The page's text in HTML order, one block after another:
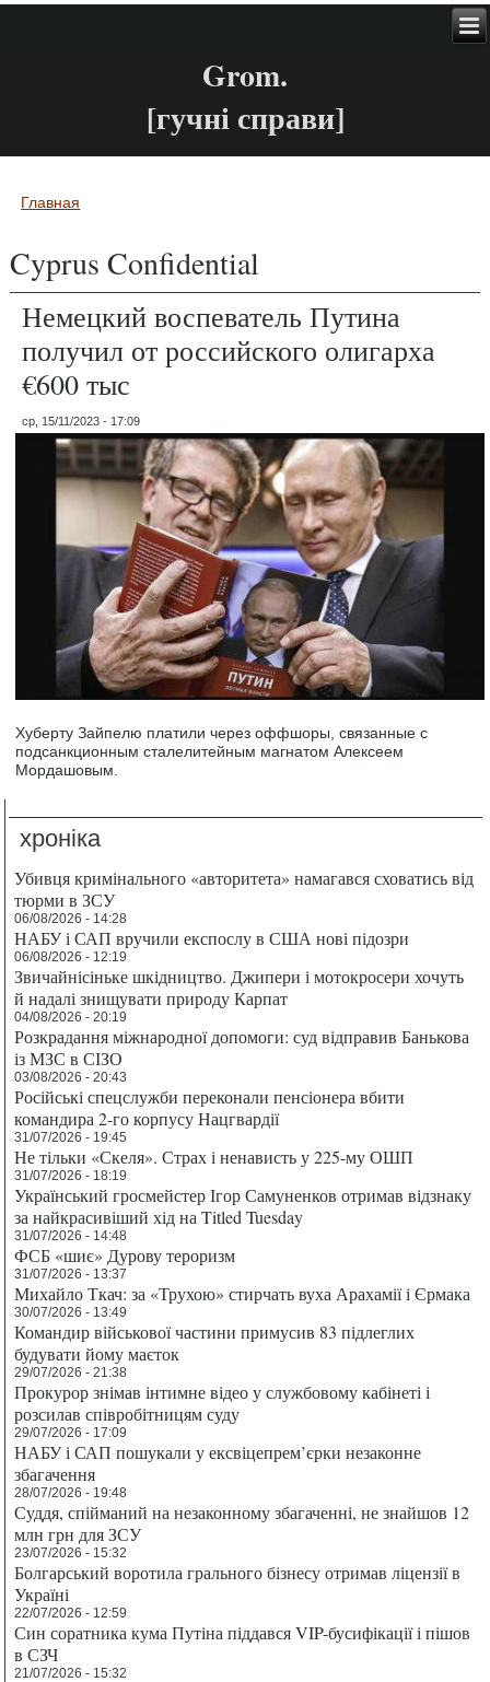
Grom.
[гучні справи]
Вы здесь
Главная
Cyprus Confidential
Немецкий воспеватель Путина
получил от российского олигарха
€600 тыс
ср, 15/11/2023 - 17:09
Хуберту Зайпелю платили через оффшоры, связанные с
подсанкционным сталелитейным магнатом Алексеем
Мордашовым.
хроніка
Убивця кримінального «авторитета» намагався сховатись від
тюрми в ЗСУ
06/08/2026 - 14:28
НАБУ і САП вручили експослу в США нові підозри
06/08/2026 - 12:19
Звичайнісіньке шкідництво. Джипери і мотокросери хочуть
й надалі знищувати природу Карпат
04/08/2026 - 20:19
Розкрадання міжнародної допомоги: суд відправив Банькова
із МЗС в СІЗО
03/08/2026 - 20:43
Російські спецслужби переконали пенсіонера вбити
командира 2-го корпусу Нацгвардії
31/07/2026 - 19:45
Не тільки «Скеля». Страх і ненависть у 225-му ОШП
31/07/2026 - 18:19
Український гросмейстер Ігор Самуненков отримав відзнаку
за найкрасивіший хід на Titled Tuesday
31/07/2026 - 14:48
ФСБ «шиє» Дурову тероризм
31/07/2026 - 13:37
Михайло Ткач: за «Трухою» стирчать вуха Арахамії і Єрмака
30/07/2026 - 13:49
Командир військової частини примусив 83 підлеглих
будувати йому маєток
29/07/2026 - 21:38
Прокурор знімав інтимне відео у службовому кабінеті і
розсилав співробітницям суду
29/07/2026 - 17:09
НАБУ і САП пошукали у ексвіцепрем’єрки незаконне
збагачення
28/07/2026 - 19:48
Суддя, спійманий на незаконному збагаченні, не знайшов 12
млн грн для ЗСУ
23/07/2026 - 15:32
Болгарський воротила грального бізнесу отримав ліцензії в
Україні
22/07/2026 - 12:59
Син соратника кума Путіна піддався VIP-бусифікації і пішов
в СЗЧ
21/07/2026 - 15:32